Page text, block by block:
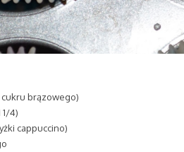
cukru brązowego)
1/4)
cappuccino)